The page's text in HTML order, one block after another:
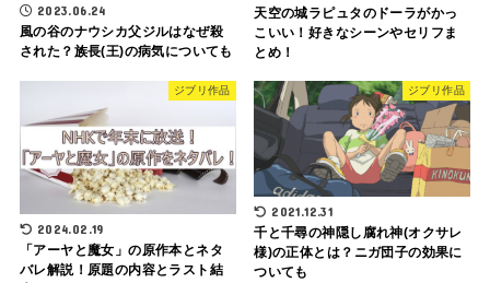
2023.06.24
風の谷のナウシカ父ジルはなぜ殺
された？族長(王)の病気についても
天空の城ラピュタのドーラがかっ
こいい！好きなシーンやセリフま
とめ！
ジブリ作品
2024.02.19
「アーヤと魔女」の原作本とネタ
バレ解説！原題の内容とラスト結
ジブリ作品
2021.12.31
千と千尋の神隠し腐れ神(オクサレ
様)の正体とは？ニガ団子の効果に
ついても